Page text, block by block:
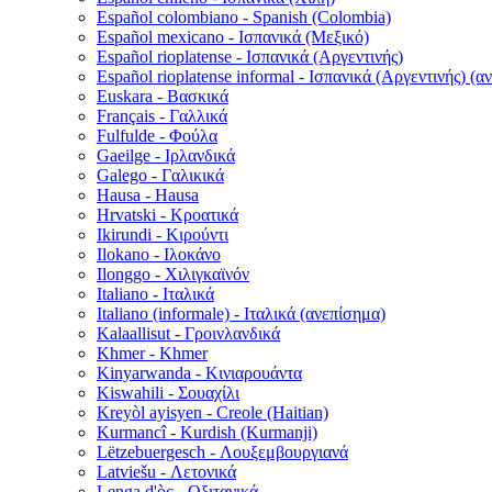
Español colombiano - Spanish (Colombia)
Español mexicano - Ισπανικά (Μεξικό)
Español rioplatense - Ισπανικά (Αργεντινής)
Español rioplatense informal - Ισπανικά (Αργεντινής)
Euskara - Βασκικά
Français - Γαλλικά
Fulfulde - Φούλα
Gaeilge - Ιρλανδικά
Galego - Γαλικικά
Hausa - Hausa
Hrvatski - Κροατικά
Ikirundi - Κιρούντι
Ilokano - Ιλοκάνο
Ilonggo - Χιλιγκαϊνόν
Italiano - Ιταλικά
Italiano (informale) - Ιταλικά (ανεπίσημα)
Kalaallisut - Γροινλανδικά
Khmer - Khmer
Kinyarwanda - Κινιαρουάντα
Kiswahili - Σουαχίλι
Kreyòl ayisyen - Creole (Haitian)
Kurmancî - Kurdish (Kurmanji)
Lëtzebuergesch - Λουξεμβουργιανά
Latviešu - Λετονικά